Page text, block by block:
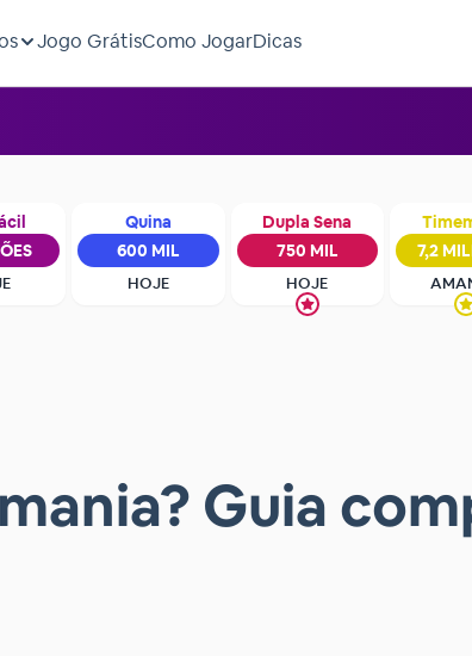
Jogo GrátisComo JogarDicas
Quina
600 MIL
HOJE
Dupla Sena
750 MIL
HOJE
7,2
Guia